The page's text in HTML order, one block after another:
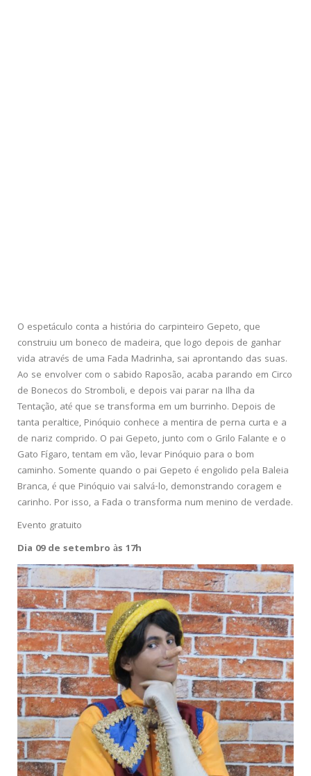
O espetáculo conta a história do carpinteiro Gepeto, que
construiu um boneco de madeira, que logo depois de ganhar
vida através de uma Fada Madrinha, sai aprontando das suas.
Ao se envolver com o sabido Raposão, acaba parando em Circo
de Bonecos do Stromboli, e depois vai parar na Ilha da
Tentação, até que se transforma em um burrinho. Depois de
tanta peraltice, Pinóquio conhece a mentira de perna curta e a
de nariz comprido. O pai Gepeto, junto com o Grilo Falante e o
Gato Fígaro, tentam em vão, levar Pinóquio para o bom
caminho. Somente quando o pai Gepeto é engolido pela Baleia
Branca, é que Pinóquio vai salvá-lo, demonstrando coragem e
carinho. Por isso, a Fada o transforma num menino de verdade.
Evento gratuito
Dia 09 de setembro às 17h